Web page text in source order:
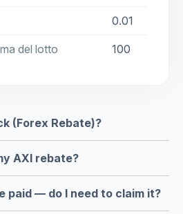
0.01
del lotto 100
(Forex Rebate)?
AXI rebate?
paid — do I need to claim it?